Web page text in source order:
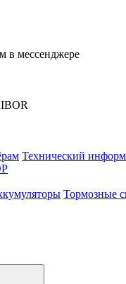
в мессенджере
Технический
Тормозные